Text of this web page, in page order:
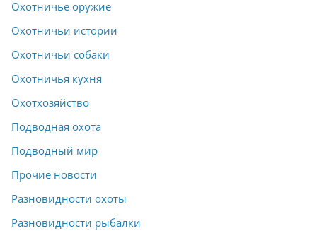
Охотничье оружие
Охотничьи истории
Охотничьи собаки
Охотничья кухня
Охотхозяйство
Подводная охота
Подводный мир
Прочие новости
Разновидности охоты
Разновидности рыбалки